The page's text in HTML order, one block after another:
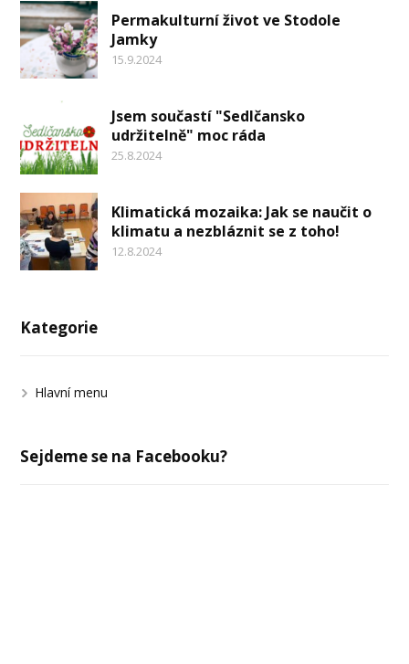
Permakulturní život ve Stodole
Jamky
15.9.2024
Jsem součastí "Sedlčansko
udržitelně" moc ráda
25.8.2024
Klimatická mozaika: Jak se naučit o
klimatu a nezbláznit se z toho!
12.8.2024
Kategorie
Hlavní menu
Sejdeme se na Facebooku?